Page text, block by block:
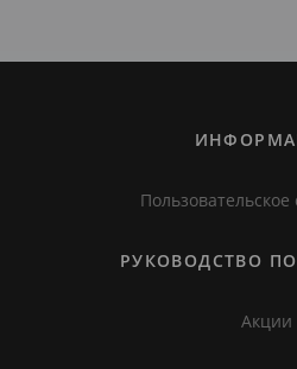
РУКОВОДСТВО
Акции